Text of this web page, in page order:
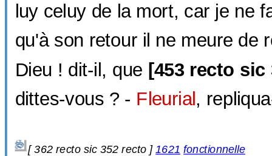
luy celuy de la mort, car je ne
qu'à son retour il ne meure de
Dieu ! dit-il, que [453 recto sic
dittes-vous ? - Fleurial,
[362 recto sic352 recto ]1621 fonctionnelle